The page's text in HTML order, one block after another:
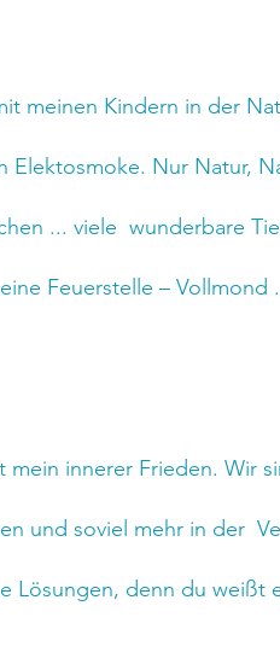
meinen Kindern in der
Elektosmoke. Nur Natur,
... viele  wunderbare
Feuerstelle –
innerer Frieden. Wir
und soviel mehr in der
Lösungen, denn du weißt